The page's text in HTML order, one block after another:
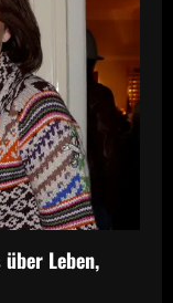
Leben,